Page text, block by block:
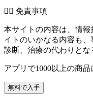
👨‍⚕️️ 免責事項
本サイトの内容は、情
イトのいかなる内容も、
診断、治療の代わりとな
アプリで1000以上の商品
無料で入手